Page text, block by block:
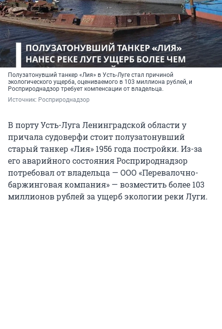
Полузатонувший танкер «Лия» в Усть-Луге стал причиной
экологического ущерба, оцениваемого в 103 миллиона рублей, и
Росприроднадзор требует компенсации от владельца.
Источник: Росприроднадзор
В порту Усть-Луга Ленинградской области у
причала судоверфи стоит полузатонувший
старый танкер «Лия» 1956 года постройки. Из-за
его аварийного состояния Росприроднадзор
потребовал от владельца — ООО «Перевалочно-
баржинговая компания» — возместить более 103
миллионов рублей за ущерб экологии реки Луги.